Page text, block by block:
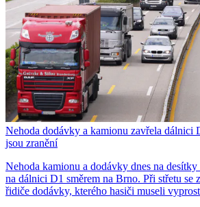
Nehoda dodávky a kamionu zavřela dálnici
jsou zranění
Nehoda kamionu a dodávky dnes na
na dálnici D1 směrem na Brno. Při střetu se
řidiče dodávky, kterého hasiči museli